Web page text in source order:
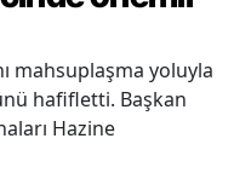
mahsuplaşma yoluyla
hafifletti. Başkan
Hazine